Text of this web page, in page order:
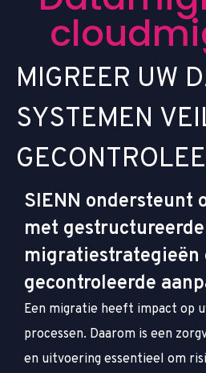
cloudmi
MIGREER UW D
SYSTEMEN VEI
GECONTROLEE
SIENN ondersteunt
met gestructureerde
migratiestrategieën
gecontroleerde
Een migratie heeft impact op
processen. Daarom is een
en uitvoering essentieel om